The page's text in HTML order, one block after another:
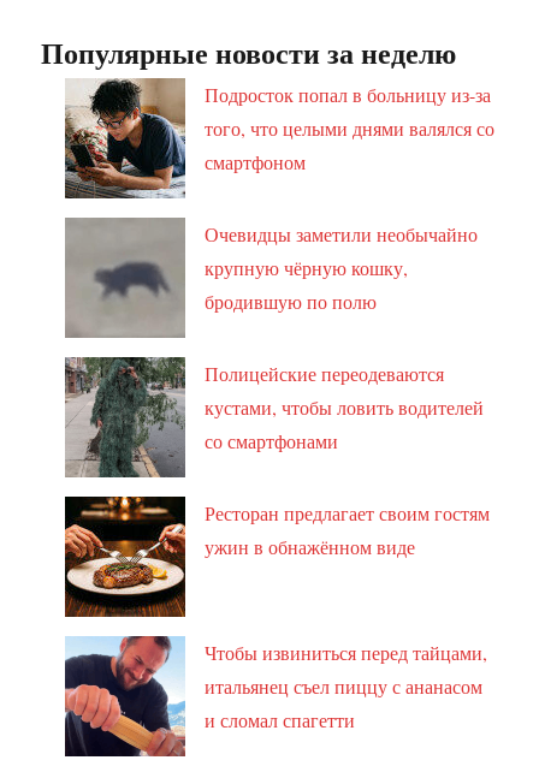
Популярные новости за неделю
Подросток попал в больницу из-за
того, что целыми днями валялся со
смартфоном
Очевидцы заметили необычайно
крупную чёрную кошку,
бродившую по полю
Полицейские переодеваются
кустами, чтобы ловить водителей
со смартфонами
Ресторан предлагает своим гостям
ужин в обнажённом виде
Чтобы извиниться перед тайцами,
итальянец съел пиццу с ананасом
и сломал спагетти